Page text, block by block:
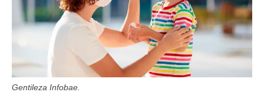
Gentileza Infobae.